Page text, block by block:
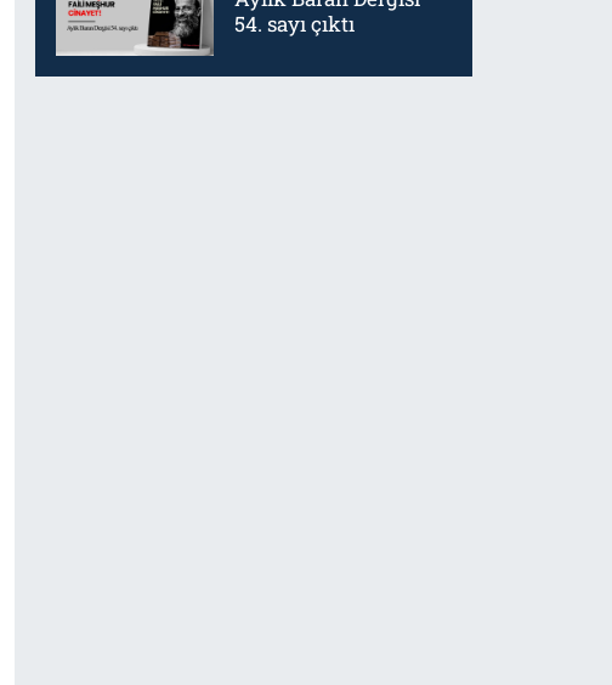
54. sayı çıktı